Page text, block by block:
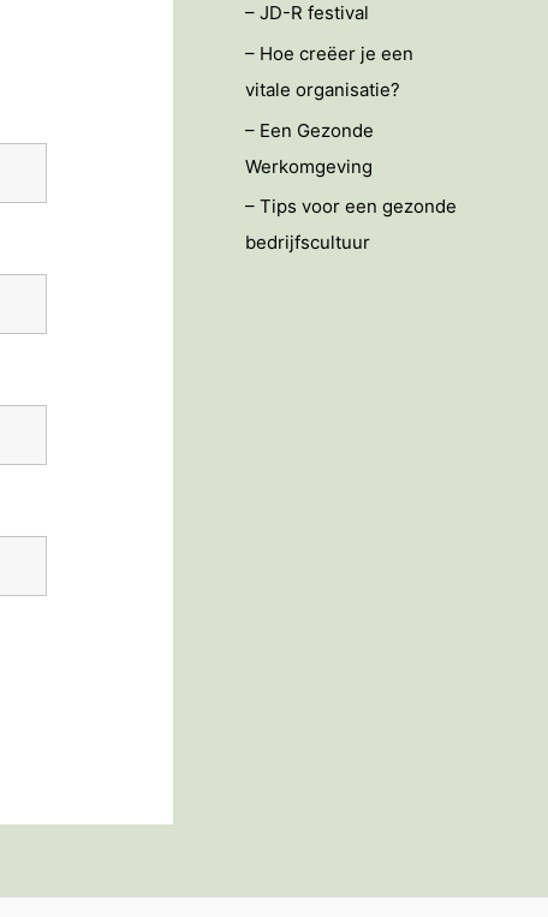
– JD-R festival
– Hoe creëer je een
vitale organisatie?
– Een Gezonde
Werkomgeving
– Tips voor een gezonde
bedrijfscultuur